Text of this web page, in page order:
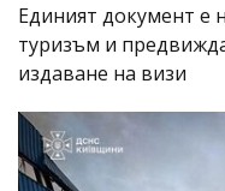
Единият документ е
туризъм и
издаване на визи